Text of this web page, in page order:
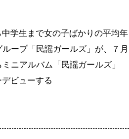
学生まで女の子ばかりの平均年
ープ「民謡ガールズ」が、７月
ニアルバム「民謡ガールズ」
デビューする